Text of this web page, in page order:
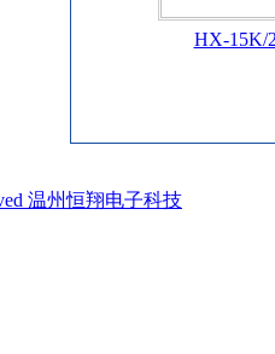
HX-15K/
温州恒翔电子科技